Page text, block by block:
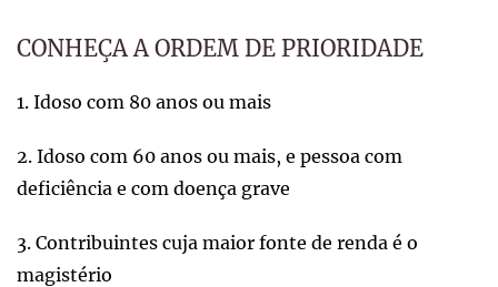
CONHEÇA A ORDEM DE PRIORIDADE
1. Idoso com 80 anos ou mais
2. Idoso com 60 anos ou mais, e pessoa com
deficiência e com doença grave
3. Contribuintes cuja maior fonte de renda é o
magistério